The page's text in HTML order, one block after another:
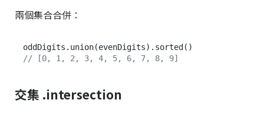
兩個集合合併：
// [0, 1, 2, 3, 4, 5, 6, 7, 8, 9]
交集 .intersection